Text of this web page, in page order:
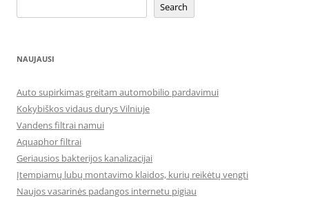
Search
NAUJAUSI
Auto supirkimas greitam automobilio pardavimui
Kokybiškos vidaus durys Vilniuje
Vandens filtrai namui
Aquaphor filtrai
Geriausios bakterijos kanalizacijai
Įtempiamų lubų montavimo klaidos, kurių reikėtų vengti
Naujos vasarinės padangos internetu pigiau